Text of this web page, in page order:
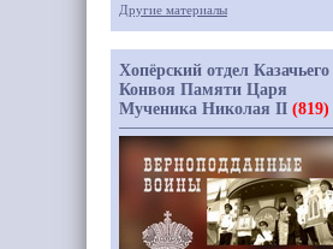
Другие материалы
Хопёрский отдел Казачьего
Конвоя Памяти Царя
Мученика Николая II (819)